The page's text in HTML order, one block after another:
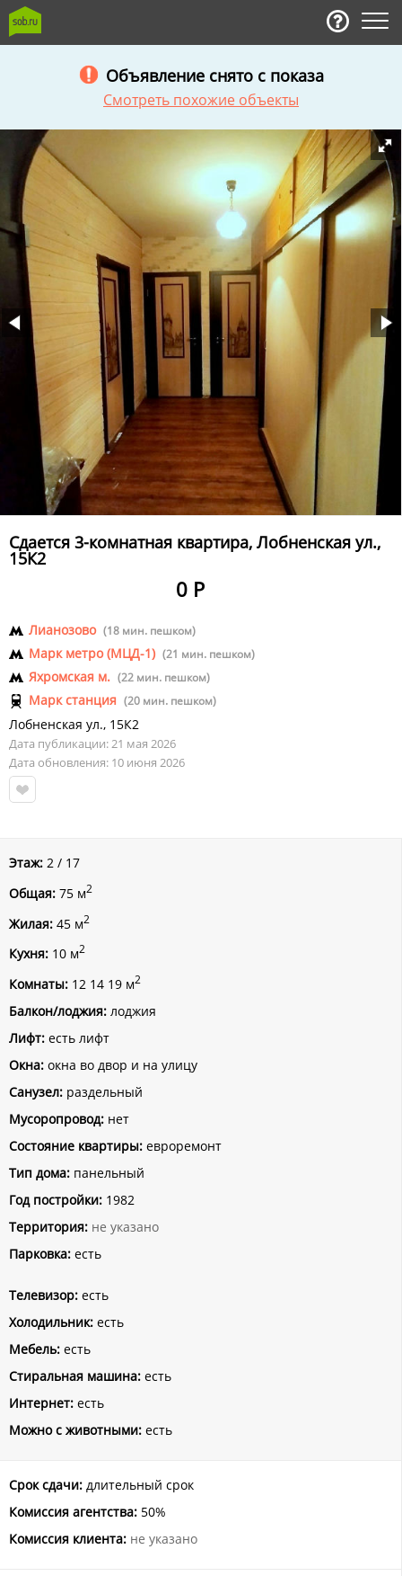
Объявление снято с показа
Смотреть похожие объекты
Сдается 3-комнатная квартира, Лобненская ул.,
15К2
0 Р
Лианозово (18 мин. пешком)
Марк метро (МЦД-1) (21 мин. пешком)
Яхромская м. (22 мин. пешком)
Марк станция (20 мин. пешком)
Лобненская ул., 15К2
Дата публикации: 21 мая 2026
Дата обновления: 10 июня 2026
Этаж: 2 / 17
Общая: 75 м2
Жилая: 45 м2
Кухня: 10 м2
Комнаты: 12 14 19 м2
Балкон/лоджия: лоджия
Лифт: есть лифт
Окна: окна во двор и на улицу
Санузел: раздельный
Мусоропровод: нет
Состояние квартиры: евроремонт
Тип дома: панельный
Год постройки: 1982
Территория: не указано
Парковка: есть
Телевизор: есть
Холодильник: есть
Мебель: есть
Стиральная машина: есть
Интернет: есть
Можно с животными: есть
Срок сдачи: длительный срок
Комиссия агентства: 50%
Комиссия клиента: не указано